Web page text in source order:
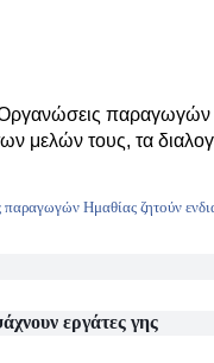
Οργανώσεις
μελών τους, τα
ψάχνουν εργάτες γης